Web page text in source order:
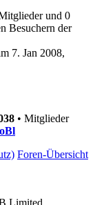
und 0
Besuchern der
7. Jan 2008,
• Mitglieder
Foren-Übersicht